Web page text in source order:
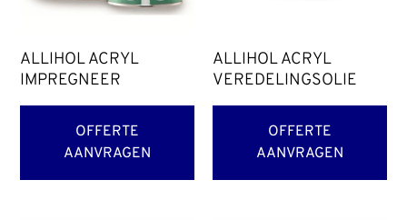
ALLIHOL ACRYL
IMPREGNEER
OFFERTE
AANVRAGEN
ALLIHOL ACRYL
VEREDELINGSOLIE
OFFERTE
AANVRAGEN